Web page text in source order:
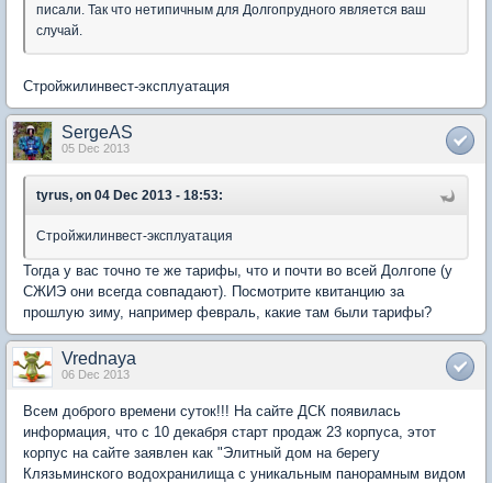
писали. Так что нетипичным для Долгопрудного является ваш
случай.
Стройжилинвест-эксплуатация
SergeAS
05 Dec 2013
tyrus, on 04 Dec 2013 - 18:53:
Стройжилинвест-эксплуатация
Тогда у вас точно те же тарифы, что и почти во всей Долгопе (у
СЖИЭ они всегда совпадают). Посмотрите квитанцию за
прошлую зиму, например февраль, какие там были тарифы?
Vrednaya
06 Dec 2013
Всем доброго времени суток!!! На сайте ДСК появилась
информация, что с 10 декабря старт продаж 23 корпуса, этот
корпус на сайте заявлен как "Элитный дом на берегу
Клязьминского водохранилища с уникальным панорамным видом